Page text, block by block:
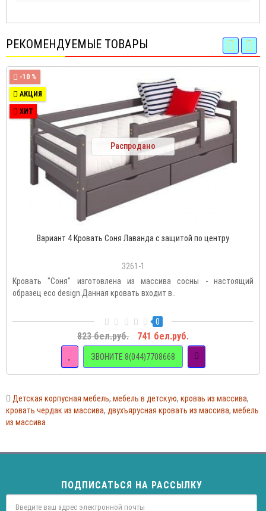
РЕКОМЕНДУЕМЫЕ ТОВАРЫ
-10 %
АКЦИЯ
ХИТ
Распродано
Вариант 4 Кровать Соня Лаванда с защитой по центру
3261-1
Кровать "Соня" изготовлена из массива сосны - настоящий
образец eco design.Данная кровать входит в..
0
823 бел.руб. 741 бел.руб.
ЗВОНИТЕ 8(044)7708668
Детская корпусная мебель, мебель в детскую, кроваь из массива,
кровать чердак из массива, двухъярусная кровать из массива, мебель
из массива
ПОДПИСАТЬСЯ НА РАССЫЛКУ